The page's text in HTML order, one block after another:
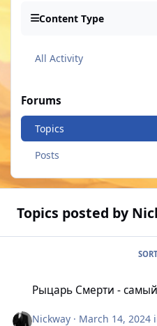
Content Type
All Activity
Forums
Topics
Posts
Topics posted by
Рыцарь Смерти -
Nickway · March 14, 2024